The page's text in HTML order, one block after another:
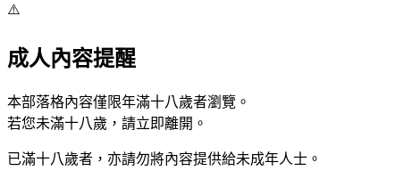
⚠️
成人內容提醒
本部落格內容僅限年滿十八歲者瀏覽。
若您未滿十八歲，請立即離開。
已滿十八歲者，亦請勿將內容提供給未成年人士。